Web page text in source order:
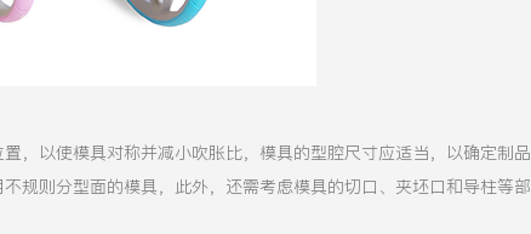
，以使模具对称并减小吹胀比，模具的型腔尺寸应适当，以确定制品
规则分型面的模具，此外，还需考虑模具的切口、夹坯口和导柱等部